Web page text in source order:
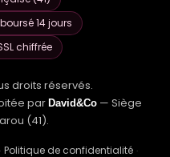
14 jours
chiffrée
droits réservés.
par David&Co — Siège
(41).
· Politique de confidentialité ·